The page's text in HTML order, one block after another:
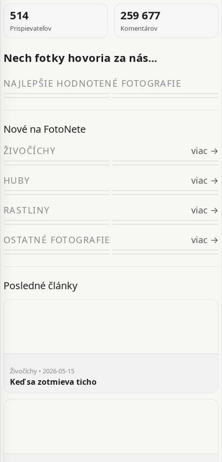
514
Prispievateľov
259 677
Komentárov
Nech fotky hovoria za nás...
NAJLEPŠIE HODNOTENÉ FOTOGRAFIE
Nové na FotoNete
ŽIVOČÍCHY viac →
HUBY viac →
RASTLINY viac →
OSTATNÉ FOTOGRAFIE viac →
Posledné články
Živočíchy • 2026-05-15
Keď sa zotmieva ticho